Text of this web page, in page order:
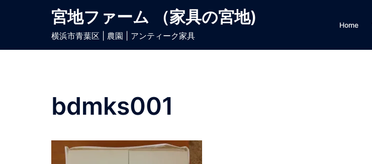
宮地ファーム （家具の宮地)
横浜市青葉区 | 農園 | アンティーク家具
Home
bdmks001